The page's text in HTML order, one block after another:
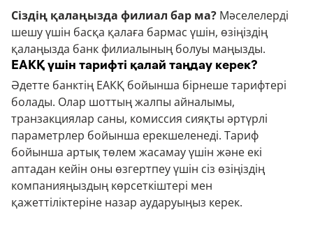
Сіздің қалаңызда филиал бар ма? Мәселелерді
шешу үшін басқа қалаға бармас үшін, өзіңіздің
қалаңызда банк филиалының болуы маңызды.
ЕАКҚ үшін тарифті қалай таңдау керек?
Әдетте банктің ЕАКҚ бойынша бірнеше тарифтері
болады. Олар шоттың жалпы айналымы,
транзакциялар саны, комиссия сияқты әртүрлі
параметрлер бойынша ерекшеленеді. Тариф
бойынша артық төлем жасамау үшін және екі
аптадан кейін оны өзгертпеу үшін сіз өзіңіздің
компанияңыздың көрсеткіштері мен
қажеттіліктеріне назар аударуыңыз керек.